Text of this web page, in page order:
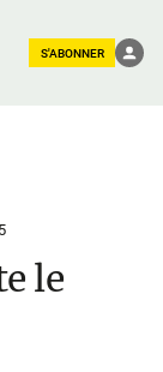
S'ABONNER
le